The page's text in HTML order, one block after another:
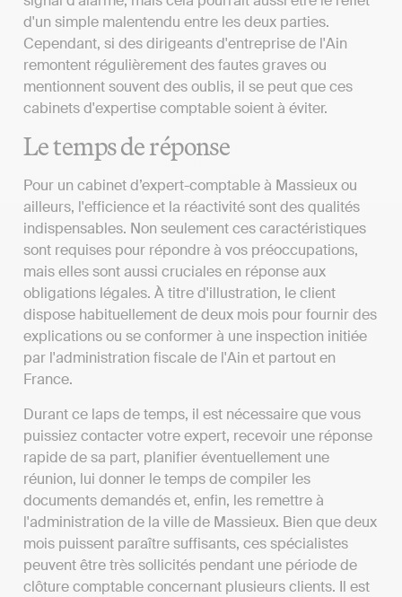
d'un simple malentendu entre les deux parties.
Cependant, si des dirigeants d'entreprise de l'Ain
remontent régulièrement des fautes graves ou
mentionnent souvent des oublis, il se peut que ces
cabinets d'expertise comptable soient à éviter.
Le temps de réponse
Pour un cabinet d’expert-comptable à Massieux ou
ailleurs, l'efficience et la réactivité sont des qualités
indispensables. Non seulement ces caractéristiques
sont requises pour répondre à vos préoccupations,
mais elles sont aussi cruciales en réponse aux
obligations légales. À titre d'illustration, le client
dispose habituellement de deux mois pour fournir des
explications ou se conformer à une inspection initiée
par l'administration fiscale de l'Ain et partout en
France.
Durant ce laps de temps, il est nécessaire que vous
puissiez contacter votre expert, recevoir une réponse
rapide de sa part, planifier éventuellement une
réunion, lui donner le temps de compiler les
documents demandés et, enfin, les remettre à
l'administration de la ville de Massieux. Bien que deux
mois puissent paraître suffisants, ces spécialistes
peuvent être très sollicités pendant une période de
clôture comptable concernant plusieurs clients. Il est